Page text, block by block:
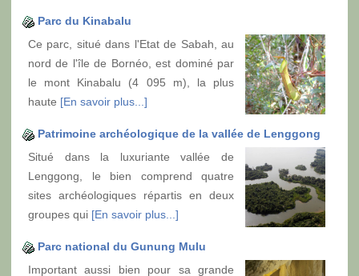
Parc du Kinabalu
Ce parc, situé dans l'Etat de Sabah, au
nord de l'île de Bornéo, est dominé par
le mont Kinabalu (4 095 m), la plus
haute [En savoir plus...]
Patrimoine archéologique de la vallée de Lenggong
Situé dans la luxuriante vallée de
Lenggong, le bien comprend quatre
sites archéologiques répartis en deux
groupes qui [En savoir plus...]
Parc national du Gunung Mulu
Important aussi bien pour sa grande